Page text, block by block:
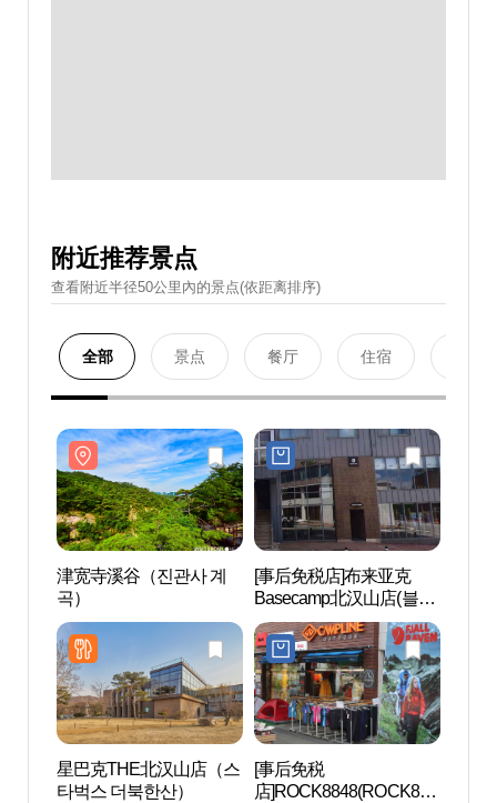
附近推荐景点
查看附近半径50公里內的景点(依距离排序)
全部 景点 餐厅 住宿
津宽寺溪谷（진관사 계
곡）
[事后免税店]布来亚克
Basecamp北汉山店(블랙
야크 베이스캠프 북한산
점)
星巴克THE北汉山店（스
타벅스 더북한산）
[事后免税
店]ROCK8848(ROCK884